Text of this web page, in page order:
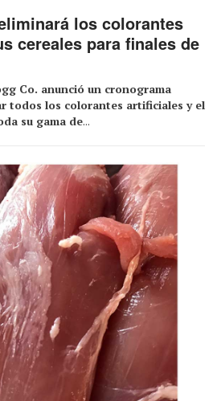
los colorantes
cereales para finales de
Co. anunció un cronograma
todos los colorantes artificiales y el
su gama de...